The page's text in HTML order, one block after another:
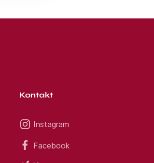
Kontakt
Instagram
Facebook